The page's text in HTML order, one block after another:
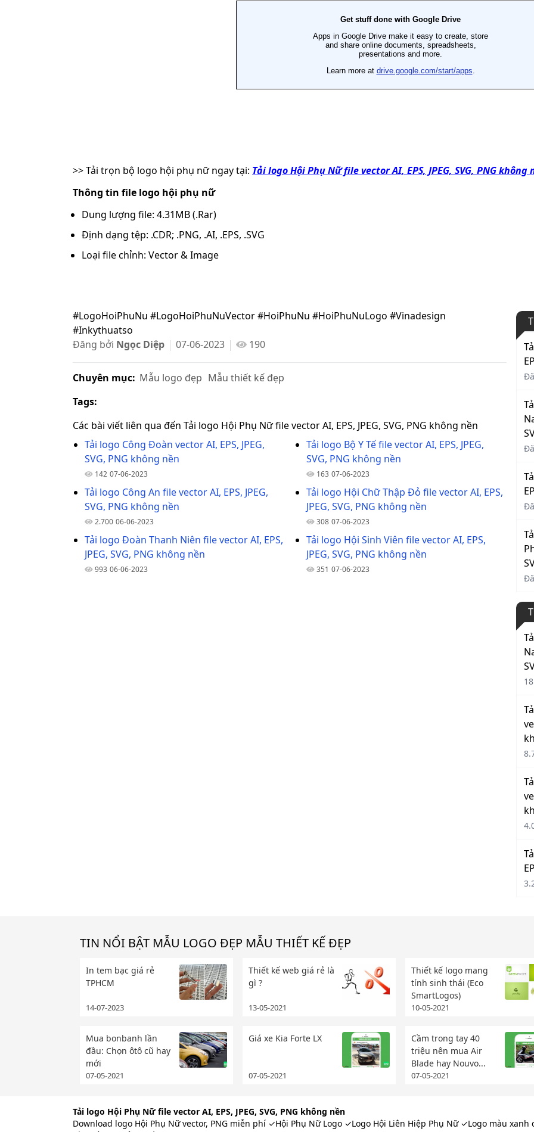
>> Tải trọn bộ logo hội phụ nữ ngay tại: Tải logo Hội Phụ Nữ file vector AI, EPS, JPEG, SVG, PNG không
Thông tin file logo hội phụ nữ
Dung lượng file: 4.31MB (.Rar)
Định dạng tệp: .CDR; .PNG, .AI, .EPS, .SVG
Loại file chỉnh: Vector & Image
#LogoHoiPhuNu #LogoHoiPhuNuVector #HoiPhuNu #HoiPhuNuLogo #Vinadesign
#Inkythuatso
Đăng bởi Ngọc Diệp 07-06-2023 190
Chuyên mục: Mẫu logo đẹp Mẫu thiết kế đẹp
Tags:
Các bài viết liên qua đến Tải logo Hội Phụ Nữ file vector AI, EPS, JPEG, SVG, PNG không nền
Tải logo Công Đoàn vector AI, EPS, JPEG,
SVG, PNG không nền
142 07-06-2023
Tải logo Công An file vector AI, EPS, JPEG,
SVG, PNG không nền
2.700 06-06-2023
Tải logo Đoàn Thanh Niên file vector AI, EPS,
JPEG, SVG, PNG không nền
993 06-06-2023
Tải logo Bộ Y Tế file vector AI, EPS, JPEG,
SVG, PNG không nền
163 07-06-2023
Tải logo Hội Chữ Thập Đỏ file vector AI, EPS,
JPEG, SVG, PNG không nền
308 07-06-2023
Tải logo Hội Sinh Viên file vector AI, EPS,
JPEG, SVG, PNG không nền
351 07-06-2023
TIN NỔI BẬT MẪU LOGO ĐẸP MẪU THIẾT KẾ ĐẸP
In tem bạc giá rẻ
TPHCM
14-07-2023
Thiết kế web giá rẻ là
gì ?
13-05-2021
Thiết kế logo mang
tính sinh thái (Eco
SmartLogos)
10-05-2021
Mua bonbanh lần
đầu: Chọn ôtô cũ hay
mới
07-05-2021
Giá xe Kia Forte LX
07-05-2021
Cầm trong tay 40
triệu nên mua Air
Blade hay Nouvo...
07-05-2021
Tải logo Hội Phụ Nữ file vector AI, EPS, JPEG, SVG, PNG không nền
Download logo Hội Phụ Nữ vector, PNG miễn phí ✓Hội Phụ Nữ Logo ✓Logo Hội Liên Hiệp Phụ Nữ ✓Logo màu